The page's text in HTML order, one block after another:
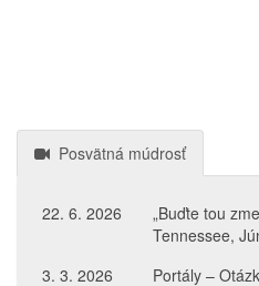
Posvätná múdrosť
22. 6. 2026
„Buďte tou
Tennessee,
3. 3. 2026
Portály –